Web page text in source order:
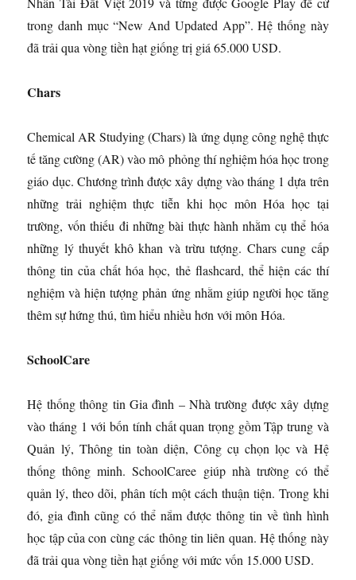
trong danh mục “New And Updated App”. Hệ thống này
đã trải qua vòng tiền hạt giống trị giá 65.000 USD.
Chars
Chemical AR Studying (Chars) là ứng dụng công nghệ thực
tế tăng cường (AR) vào mô phỏng thí nghiệm hóa học trong
giáo dục. Chương trình được xây dựng vào tháng 1 dựa trên
những trải nghiệm thực tiễn khi học môn Hóa học tại
trường, vốn thiếu đi những bài thực hành nhằm cụ thể hóa
những lý thuyết khô khan và trừu tượng. Chars cung cấp
thông tin của chất hóa học, thẻ flashcard, thể hiện các thí
nghiệm và hiện tượng phản ứng nhằm giúp người học tăng
thêm sự hứng thú, tìm hiểu nhiều hơn với môn Hóa.
SchoolCare
Hệ thống thông tin Gia đình – Nhà trường được xây dựng
vào tháng 1 với bốn tính chất quan trọng gồm Tập trung và
Quản lý, Thông tin toàn diện, Công cụ chọn lọc và Hệ
thống thông minh. SchoolCaree giúp nhà trường có thể
quản lý, theo dõi, phân tích một cách thuận tiện. Trong khi
đó, gia đình cũng có thể nắm được thông tin về tình hình
học tập của con cùng các thông tin liên quan. Hệ thống này
đã trải qua vòng tiền hạt giống với mức vốn 15.000 USD.